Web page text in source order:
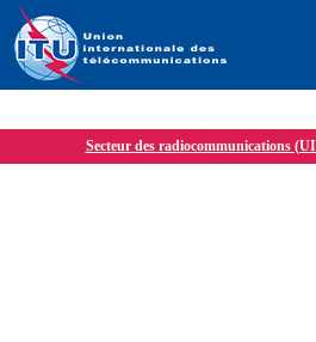
Secteur des radiocommunications